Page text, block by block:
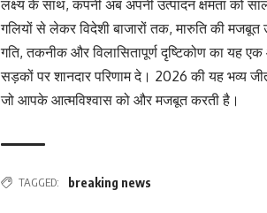
लक्ष्य के साथ, कंपनी अब अपनी उत्पादन क्षमता को
गलियों से लेकर विदेशी बाजारों तक, मारुति की
गति, तकनीक और विलासितापूर्ण दृष्टिकोण का यह
सड़कों पर शानदार परिणाम दे। 2026 की यह
जो आपके आत्मविश्वास को और मजबूत करती है।
TAGGED: breaking news